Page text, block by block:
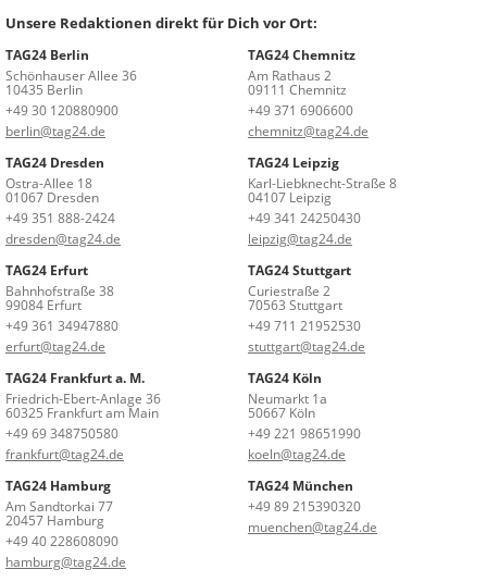
Unsere Redaktionen direkt für Dich vor Ort:
TAG24 Berlin
Schönhauser Allee 36
10435 Berlin
+49 30 120880900
berlin@tag24.de
TAG24 Chemnitz
Am Rathaus 2
09111 Chemnitz
+49 371 6906600
chemnitz@tag24.de
TAG24 Dresden
Ostra-Allee 18
01067 Dresden
+49 351 888-2424
dresden@tag24.de
TAG24 Leipzig
Karl-Liebknecht-Straße 8
04107 Leipzig
+49 341 24250430
leipzig@tag24.de
TAG24 Erfurt
Bahnhofstraße 38
99084 Erfurt
+49 361 34947880
erfurt@tag24.de
TAG24 Stuttgart
Curiestraße 2
70563 Stuttgart
+49 711 21952530
stuttgart@tag24.de
TAG24 Frankfurt a. M.
Friedrich-Ebert-Anlage 36
60325 Frankfurt am Main
+49 69 348750580
frankfurt@tag24.de
TAG24 Köln
Neumarkt 1a
50667 Köln
+49 221 98651990
koeln@tag24.de
TAG24 Hamburg
Am Sandtorkai 77
20457 Hamburg
+49 40 228608090
hamburg@tag24.de
TAG24 München
+49 89 215390320
muenchen@tag24.de